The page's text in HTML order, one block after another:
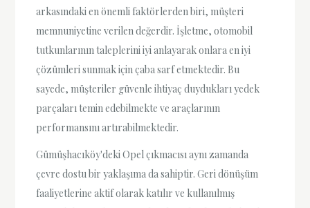
arkasındaki en önemli faktörlerden biri, müşteri
memnuniyetine verilen değerdir. İşletme, otomobil
tutkunlarının taleplerini iyi anlayarak onlara en iyi
çözümleri sunmak için çaba sarf etmektedir. Bu
sayede, müşteriler güvenle ihtiyaç duydukları yedek
parçaları temin edebilmekte ve araçlarının
performansını artırabilmektedir.
Gümüşhacıköy'deki Opel çıkmacısı aynı zamanda
çevre dostu bir yaklaşıma da sahiptir. Geri dönüşüm
faaliyetlerine aktif olarak katılır ve kullanılmış